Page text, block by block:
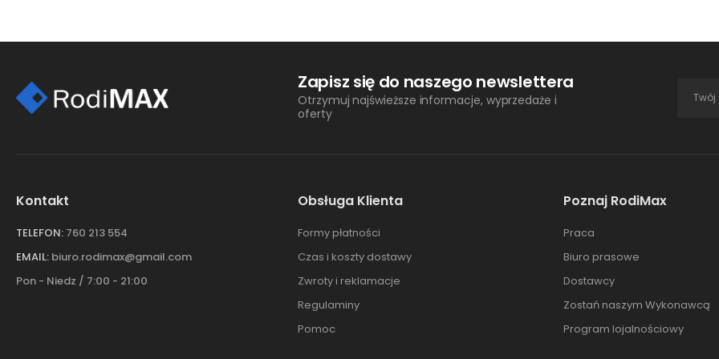
Zapisz się do naszego newslettera
Otrzymuj najświeższe informacje, wyprzedaże i
oferty
Kontakt
TELEFON: 760 213 554
EMAIL: biuro.rodimax@gmail.com
Pon - Niedz / 7:00 - 21:00
Obsługa Klienta
Formy płatności
Czas i koszty dostawy
Zwroty i reklamacje
Regulaminy
Pomoc
Poznaj RodiMax
Praca
Biuro prasowe
Dostawcy
Zostań naszym Wykonawcą
Program lojalnościowy